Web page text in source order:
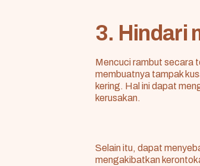
3. Hindari
Mencuci rambut secara
membuatnya tampak
kering. Hal ini dapat
kerusakan.
Selain itu, dapat
mengakibatkan